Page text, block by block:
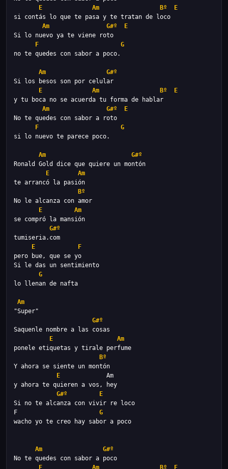
E
Am Bº
E
Am
G#º
E
F
G
Am
G#º
E
Am Bº
E
Am
G#º
E
F
G
Am
G#º
E
Am
Bº
E
Am
G#º
E
F
G
Am
G#º
E
Am
Bº
E
G#º
E
F G
Am
G#º
E
Am Bº E